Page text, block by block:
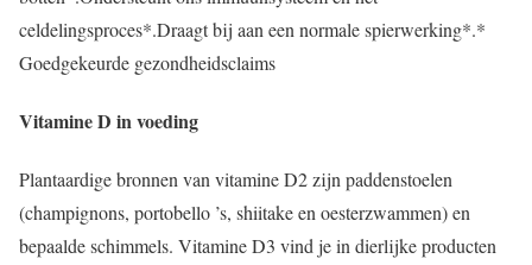
celdelingsproces*.Draagt bij aan een normale spierwerking*.*
Goedgekeurde gezondheidsclaims
Vitamine D in voeding
Plantaardige bronnen van vitamine D2 zijn paddenstoelen
(champignons, portobello ’s, shiitake en oesterzwammen) en
bepaalde schimmels. Vitamine D3 vind je in dierlijke producten